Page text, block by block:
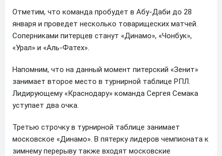
Отметим, что команда пробудет в Абу-Даби до 28
января и проведет несколько товарищеских матчей.
Соперниками питерцев станут «Динамо», «Чонбук»,
«Урал» и «Аль-Фатех».
Напомним, что на данный момент питерский «Зенит»
занимает второе место в турнирной таблице РПЛ.
Лидирующему «Краснодару» команда Сергея Семака
уступает два очка.
Третью строчку в турнирной таблице занимает
московское «Динамо». В пятерку лидеров чемпионата к
зимнему перерыву также входят московские